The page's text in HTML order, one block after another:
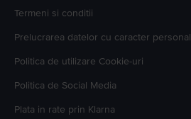
Termeni si conditii
Prelucrarea datelor cu caracter personal
Politica de utilizare Cookie-uri
Politica de Social Media
Plata in rate prin Klarna